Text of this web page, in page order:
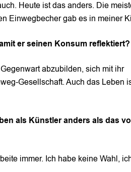
Heute ist das anders. Die
Einwegbecher gab es in meiner
er seinen Konsum reflektiert?
abzubilden, sich mit ihr
Gesellschaft. Auch das Leben
als Künstler anders als das
immer. Ich habe keine Wahl,